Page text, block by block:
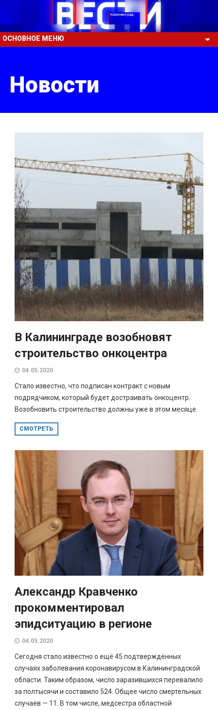
ОСНОВНОЕ МЕНЮ
Новости
В Калининграде возобновят
строительство онкоцентра
04.05.2020
Стало известно, что подписан контракт с новым
подрядчиком, который будет достраивать онкоцентр.
Возобновить строительство должны уже в этом месяце.
СМОТРЕТЬ
Александр Кравченко
прокомментировал
эпидситуацию в регионе
04.05.2020
Сегодня стало известно о ещё 45 подтверждённых
случаях заболевания коронавирусом в Калининградской
области. Таким образом, число заразившихся перевалило
за полтысячи и составило 524. Общее число смертельных
случаев — 11. В том числе, медсестра областной